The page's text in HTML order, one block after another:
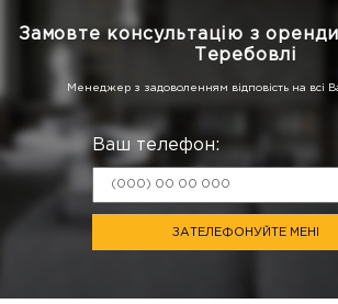
Замовте консультацію з
Теребовлі
Менеджер з задоволенням відповість на всі
Ваш телефон:
ЗАТЕЛЕФОНУЙТЕ МЕНІ